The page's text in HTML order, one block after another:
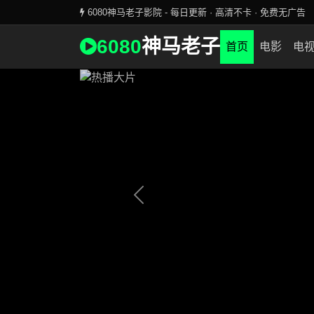
6080神马老子影院 - 每日更新 · 高清不卡 · 免费无广告
6080神马老子 首页 电影 电
全网首播 · 最新大片
6080神马老子影院独家更新